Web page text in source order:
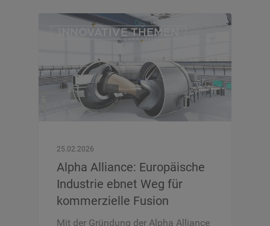
INNOVATIVE THEMEN
25.02.2026
Alpha Alliance: Europäische
Industrie ebnet Weg für
kommerzielle Fusion
Mit der Gründung der Alpha Alliance